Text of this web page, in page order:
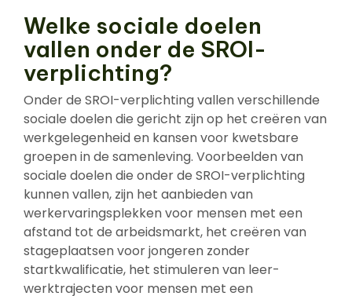
Welke sociale doelen
vallen onder de SROI-
verplichting?
Onder de SROI-verplichting vallen verschillende
sociale doelen die gericht zijn op het creëren van
werkgelegenheid en kansen voor kwetsbare
groepen in de samenleving. Voorbeelden van
sociale doelen die onder de SROI-verplichting
kunnen vallen, zijn het aanbieden van
werkervaringsplekken voor mensen met een
afstand tot de arbeidsmarkt, het creëren van
stageplaatsen voor jongeren zonder
startkwalificatie, het stimuleren van leer-
werktrajecten voor mensen met een